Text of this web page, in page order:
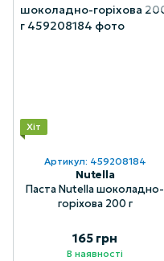
Хіт
Артикул: 459208184
Nutella
Паста Nutella шоколадно-
горіхова 200 г
165 грн
В наявності